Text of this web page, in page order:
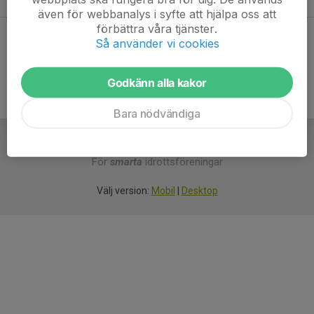
För smarta idrottsföreningar
Välj version: Mobil Desktop
även för webbanalys i syfte att hjälpa oss att
förbättra våra tjänster.
Så använder vi cookies
Godkänn alla kakor
Bara nödvändiga